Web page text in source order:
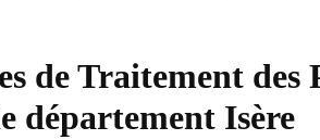
de Traitement
département Isère